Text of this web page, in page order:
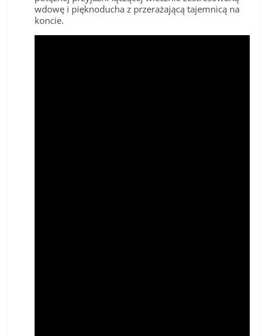
wdowę i pięknoducha z przerażającą tajemnicą na
koncie.